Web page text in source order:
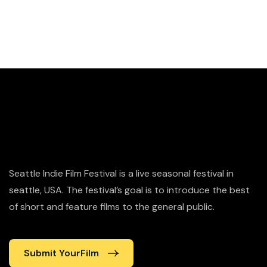
Seattle Indie Film Festival is a live seasonal festival in
seattle, USA. The festival’s goal is to introduce the best
of short and feature films to the general public.
Submit YourFilm